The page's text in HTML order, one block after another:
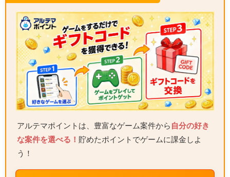
アルテマポイントは、豊富なゲーム案件から 自分の好き
な案件を選べる！ 貯めたポイントでゲームに課金しよ
う！